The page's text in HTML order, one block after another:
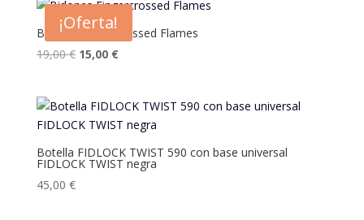
¡Oferta!
Bidones Fingercrossed Flames
19,00€ El
era:
19,00 €.
15,00 €El
es:
15,00 €.
Botella FIDLOCK TWIST 590 con base universal
FIDLOCK TWIST negra
45,00 €